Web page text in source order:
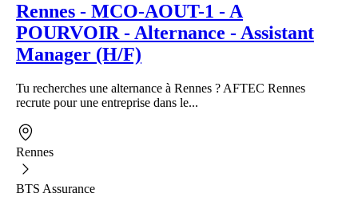
Rennes - MCO-AOUT-1 - A
POURVOIR - Alternance - Assistant
Manager (H/F)
Tu recherches une alternance à Rennes ? AFTEC Rennes
recrute pour une entreprise dans le...
Rennes
BTS Assurance